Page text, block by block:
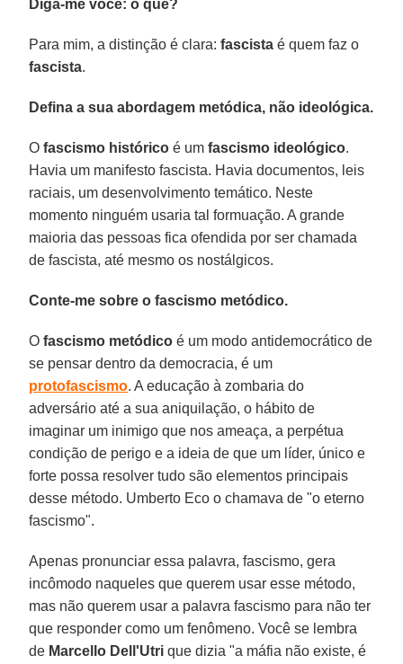
Diga-me você: o quê?
Para mim, a distinção é clara:fascista é quem faz o
fascista.
Defina a sua abordagem metódica, não ideológica.
Ofascismo histórico é umfascismo ideológico.
Havia um manifesto fascista. Havia documentos, leis
raciais, um desenvolvimento temático. Neste
momento ninguém usaria tal formuação. A grande
maioria das pessoas fica ofendida por ser chamada
de fascista, até mesmo os nostálgicos.
Conte-me sobre o fascismo metódico.
Ofascismo metódico é um modo antidemocrático de
se pensar dentro da democracia, é um
protofascismo. A educação à zombaria do
adversário até a sua aniquilação, o hábito de
imaginar um inimigo que nos ameaça, a perpétua
condição de perigo e a ideia de que um líder, único e
forte possa resolver tudo são elementos principais
desse método. Umberto Eco o chamava de "o eterno
fascismo".
Apenas pronunciar essa palavra, fascismo, gera
incômodo naqueles que querem usar esse método,
mas não querem usar a palavra fascismo para não ter
que responder como um fenômeno. Você se lembra
de Marcello Dell'Utri que dizia "a máfia não existe, é